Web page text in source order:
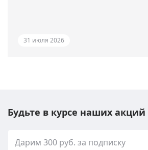
31 июля 2026
Будьте в курсе наших